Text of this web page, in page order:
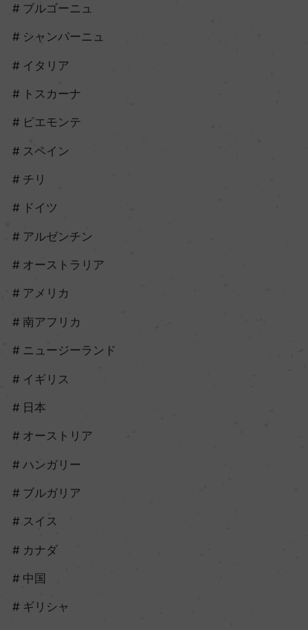
ブルゴーニュ
シャンパーニュ
イタリア
トスカーナ
ピエモンテ
スペイン
チリ
ドイツ
アルゼンチン
オーストラリア
アメリカ
南アフリカ
ニュージーランド
イギリス
日本
オーストリア
ハンガリー
ブルガリア
スイス
カナダ
中国
ギリシャ